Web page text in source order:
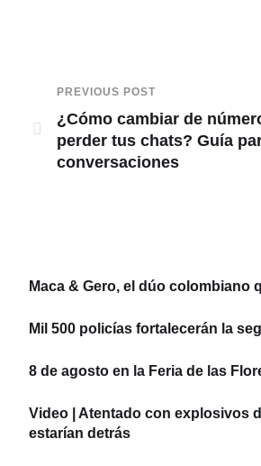
PREVIOUS POST
¿Cómo cambiar de
perder tus chats? Guía
conversaciones
Maca & Gero, el dúo
Mil 500 policías fortalecerán la
8 de agosto en la Feria de las
Video | Atentado con explosivos
estarían detrás